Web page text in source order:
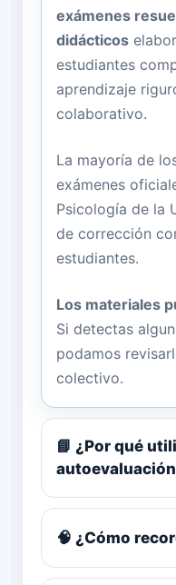
exámenes
didácticos
estudiantes
aprendizaje
colaborativo.
La mayoría de
exámenes
Psicología de la
de corrección
estudiantes.
Los materiales
Si detectas
podamos
colectivo.
📘 ¿Por qué
🧠 ¿Cómo